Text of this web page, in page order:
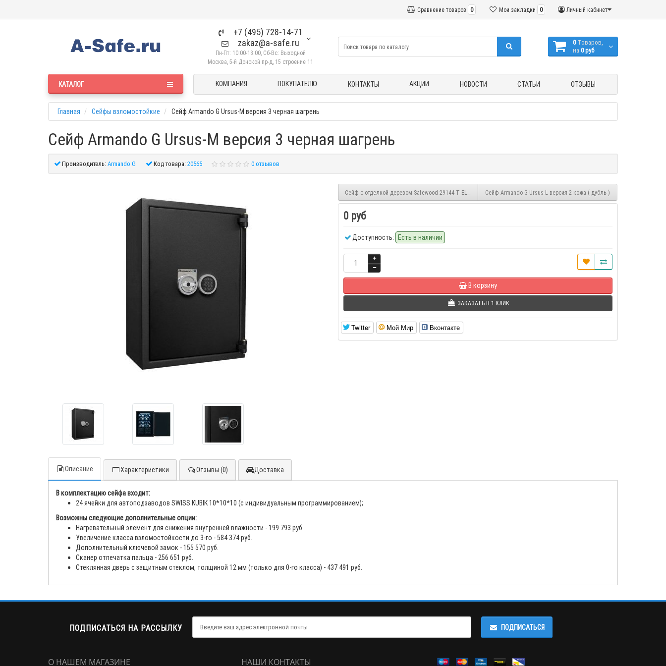
Личный кабинет
Мои закладки 0
Сравнение товаров 0
+7 (495) 728-14-71
zakaz@a-safe.ru
Пн-Пт: 10:00-18:00, Сб-Вс: Выходной
Москва, 5-й Донской пр-д, 15 строение 11
0 Tоваров,
на 0 руб
КАТАЛОГ КОМПАНИЯ ПОКУПАТЕЛЮ КОНТАКТЫ АКЦИИ НОВОСТИ СТАТЬИ ОТЗЫВЫ
Главная Сейфы взломостойкие Сейф Armando G Ursus-M версия 3 черная шагрень
Сейф Armando G Ursus-M версия 3 черная шагрень
Производитель:Armando G Код товара:20565 0 отзывов
Сейф с отделкой деревом Safewood 29144 T EL Flock Сейф Armando G Ursus-L версия 2 кожа ( дубль )
0 руб
Доступность: Есть в наличии
В корзину
ЗАКАЗАТЬ В 1 КЛИК
Twitter Мой Мир Вконтакте
Описание Характеристики Отзывы (0) Доставка
В комплектацию сейфа входит:
24 ячейки для автоподзаводов SWISS KUBIK 10*10*10 (с индивидуальным программированием);
Возможны следующие дополнительные опции:
Нагревательный элемент для снижения внутренней влажности - 199 793 руб.
Увеличение класса взломостойкости до 3-го - 584 374руб.
Дополнительный ключевой замок - 155 570 руб.
Сканер отпечатка пальца - 256 651 руб.
Стеклянная дверь с защитным стеклом, толщиной 12 мм (только для 0-го класса) - 437 491 руб.
ПОДПИСАТЬСЯ НА РАССЫЛКУ ПОДПИСАТЬСЯ
О НАШЕМ МАГАЗИНЕ НАШИ КОНТАКТЫ